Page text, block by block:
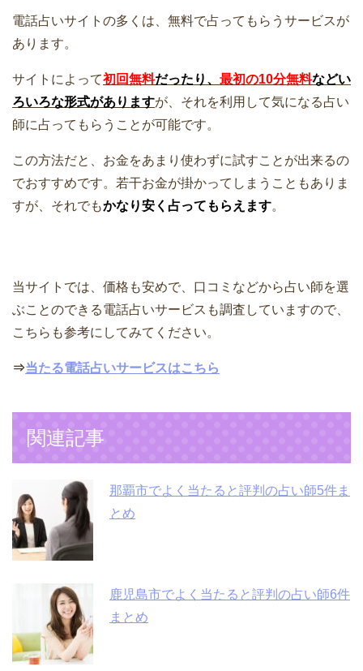
電話占いサイトの多くは、無料で占ってもらうサービスが
あります。
サイトによって初回無料だったり、 最初の10分無料などい
ろいろな形式がありますが、それを利用して気になる占い
師に占ってもらうことが可能です。
この方法だと、お金をあまり使わずに試すことが出来るの
でおすすめです。若干お金が掛かってしまうこともありま
すが、それでもかなり安く占ってもらえます。
当サイトでは、価格も安めで、口コミなどから占い師を選
ぶことのできる電話占いサービスも調査していますので、
こちらも参考にしてみてください。
⇒当たる電話占いサービスはこちら
関連記事
那覇市でよく当たると評判の占い師5件ま
とめ
鹿児島市でよく当たると評判の占い師6件
まとめ